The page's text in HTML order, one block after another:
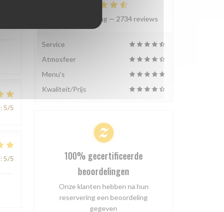
: 5/5
: 5/5
Gemiddelde rating — 2734 reviews
Service
Atmosfeer
Menu's
Kwaliteit/Prijs
100% gecertificeerde
beoordelingen
Onze klanten hebben na hun
reservering een beoordeling
gegeven